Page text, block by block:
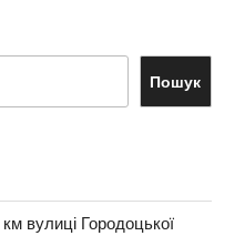
Пошук
вулиці Городоцької